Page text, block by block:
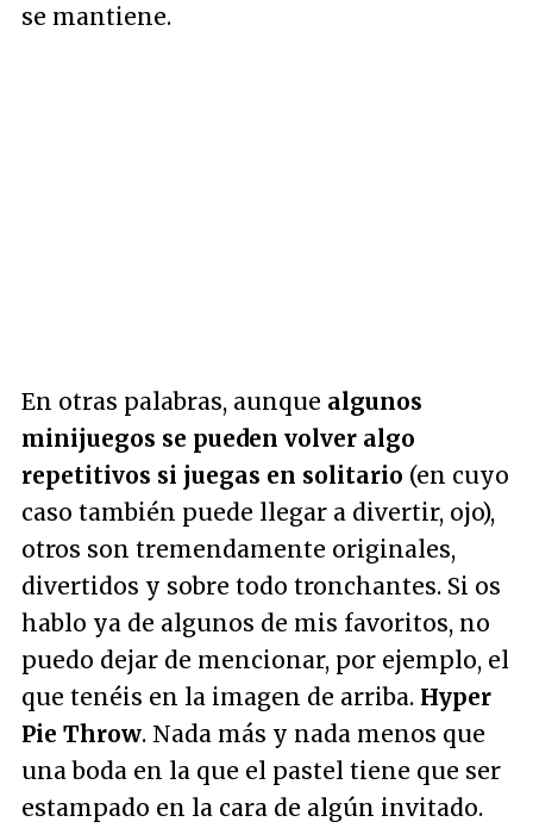
se mantiene.
En otras palabras, aunque algunos
minijuegos se pueden volver algo
repetitivos si juegas en solitario (en cuyo
caso también puede llegar a divertir, ojo),
otros son tremendamente originales,
divertidos y sobre todo tronchantes. Si os
hablo ya de algunos de mis favoritos, no
puedo dejar de mencionar, por ejemplo, el
que tenéis en la imagen de arriba. Hyper
Pie Throw. Nada más y nada menos que
una boda en la que el pastel tiene que ser
estampado en la cara de algún invitado.